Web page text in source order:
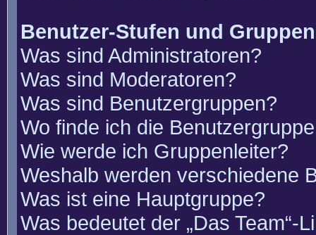
Benutzer-Stufen und Gruppen
Was sind Administratoren?
Was sind Moderatoren?
Was sind Benutzergruppen?
Wo finde ich die
Wie werde ich Gruppenleiter?
Weshalb werden verschiedene
Was ist eine Hauptgruppe?
Was bedeutet der „Das Team“-